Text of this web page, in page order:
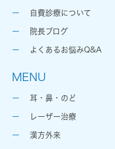
自費診療について
院長ブログ
よくあるお悩みQ&A
MENU
耳・鼻・のど
レーザー治療
漢方外来